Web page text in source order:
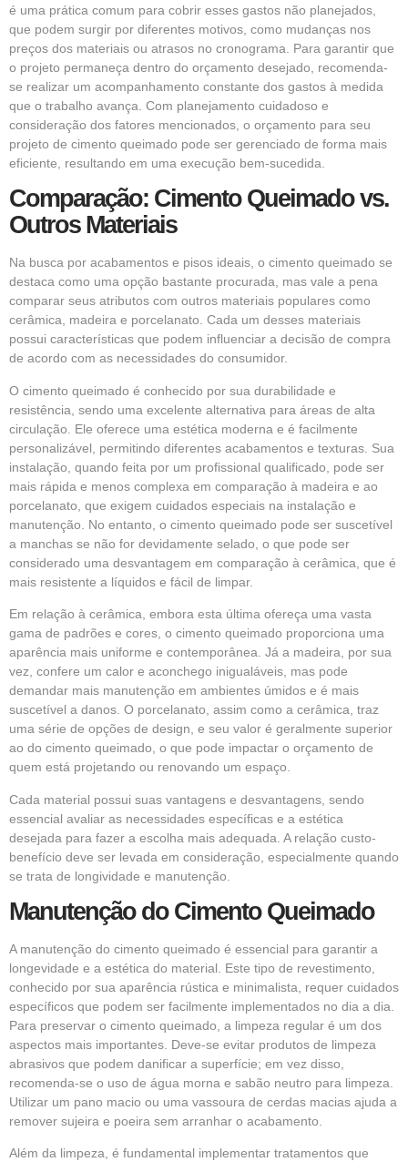
é uma prática comum para cobrir esses gastos não planejados,
que podem surgir por diferentes motivos, como mudanças nos
preços dos materiais ou atrasos no cronograma. Para garantir que
o projeto permaneça dentro do orçamento desejado, recomenda-
se realizar um acompanhamento constante dos gastos à medida
que o trabalho avança. Com planejamento cuidadoso e
consideração dos fatores mencionados, o orçamento para seu
projeto de cimento queimado pode ser gerenciado de forma mais
eficiente, resultando em uma execução bem-sucedida.
Comparação: Cimento Queimado vs.
Outros Materiais
Na busca por acabamentos e pisos ideais, o cimento queimado se
destaca como uma opção bastante procurada, mas vale a pena
comparar seus atributos com outros materiais populares como
cerâmica, madeira e porcelanato. Cada um desses materiais
possui características que podem influenciar a decisão de compra
de acordo com as necessidades do consumidor.
O cimento queimado é conhecido por sua durabilidade e
resistência, sendo uma excelente alternativa para áreas de alta
circulação. Ele oferece uma estética moderna e é facilmente
personalizável, permitindo diferentes acabamentos e texturas. Sua
instalação, quando feita por um profissional qualificado, pode ser
mais rápida e menos complexa em comparação à madeira e ao
porcelanato, que exigem cuidados especiais na instalação e
manutenção. No entanto, o cimento queimado pode ser suscetível
a manchas se não for devidamente selado, o que pode ser
considerado uma desvantagem em comparação à cerâmica, que é
mais resistente a líquidos e fácil de limpar.
Em relação à cerâmica, embora esta última ofereça uma vasta
gama de padrões e cores, o cimento queimado proporciona uma
aparência mais uniforme e contemporânea. Já a madeira, por sua
vez, confere um calor e aconchego inigualáveis, mas pode
demandar mais manutenção em ambientes úmidos e é mais
suscetível a danos. O porcelanato, assim como a cerâmica, traz
uma série de opções de design, e seu valor é geralmente superior
ao do cimento queimado, o que pode impactar o orçamento de
quem está projetando ou renovando um espaço.
Cada material possui suas vantagens e desvantagens, sendo
essencial avaliar as necessidades específicas e a estética
desejada para fazer a escolha mais adequada. A relação custo-
benefício deve ser levada em consideração, especialmente quando
se trata de longividade e manutenção.
Manutenção do Cimento Queimado
A manutenção do cimento queimado é essencial para garantir a
longevidade e a estética do material. Este tipo de revestimento,
conhecido por sua aparência rústica e minimalista, requer cuidados
específicos que podem ser facilmente implementados no dia a dia.
Para preservar o cimento queimado, a limpeza regular é um dos
aspectos mais importantes. Deve-se evitar produtos de limpeza
abrasivos que podem danificar a superfície; em vez disso,
recomenda-se o uso de água morna e sabão neutro para limpeza.
Utilizar um pano macio ou uma vassoura de cerdas macias ajuda a
remover sujeira e poeira sem arranhar o acabamento.
Além da limpeza, é fundamental implementar tratamentos que